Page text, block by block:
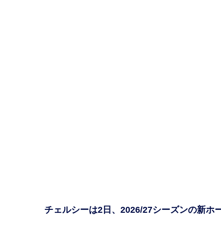
チェルシーは2日、2026/27シーズンの新ホ